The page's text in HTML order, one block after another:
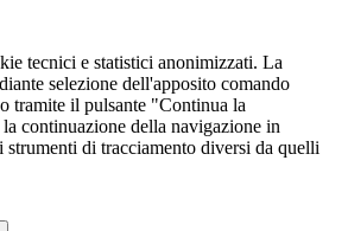
tecnici e statistici anonimizzati. La
selezione dell'apposito comando
tramite il pulsante "Continua la
continuazione della navigazione in
strumenti di tracciamento diversi da quelli